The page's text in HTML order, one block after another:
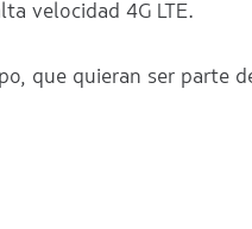
velocidad 4G LTE.
que quieran ser parte